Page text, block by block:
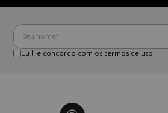
Eu li e concordo com os termos de uso